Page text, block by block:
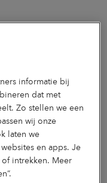
Met een
ondersteuning bij
kennis met onze
informatie bij
dat met
Zo stellen we een
wij onze
laten we
en apps. Je
of intrekken. Meer